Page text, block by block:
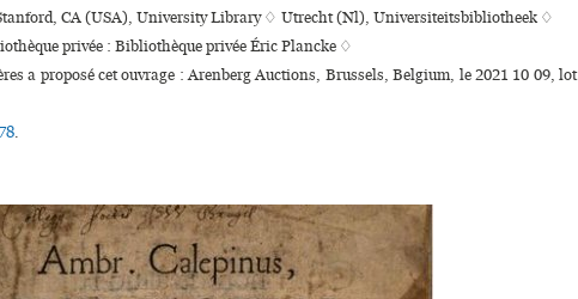
CA (USA), University Library ♢ Utrecht (Nl), Universiteitsbibliotheek ♢
privée : Bibliothèque privée Éric Plancke ♢
a proposé cet ouvrage : Arenberg Auctions, Brussels, Belgium, le 2021 10 09, lot
.